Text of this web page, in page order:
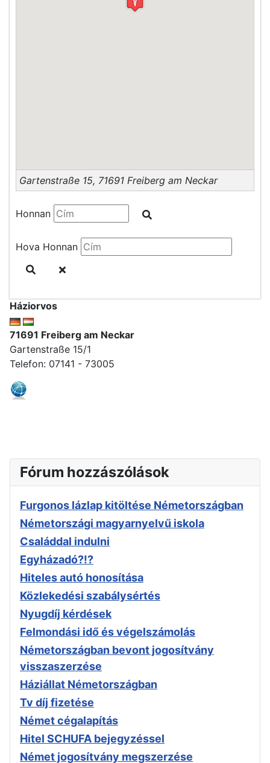
Fórum hozzászólások
Furgonos lázlap kitöltése Németországban
Németországi magyarnyelvű iskola
Családdal indulni
Egyházadó?!?
Hiteles autó honosítása
Közlekedési szabálysértés
Nyugdíj kérdések
Felmondási idő és végelszámolás
Németországban bevont jogosítvány
visszaszerzése
Háziállat Németországban
Tv díj fizetése
Német cégalapítás
Hitel SCHUFA bejegyzéssel
Német jogosítvány megszerzése
Gartenstraße 15, 71691 Freiberg am Neckar
Honnan
Hova Honnan
Háziorvos
71691 Freiberg am Neckar
Gartenstraße 15/1
Telefon: 07141 - 73005